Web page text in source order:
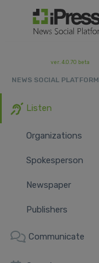
ver. 4.0.70 beta
NEWS SOCIAL PLATFORM
Listen
Organizations
Spokesperson
Newspaper
Publishers
Communicate